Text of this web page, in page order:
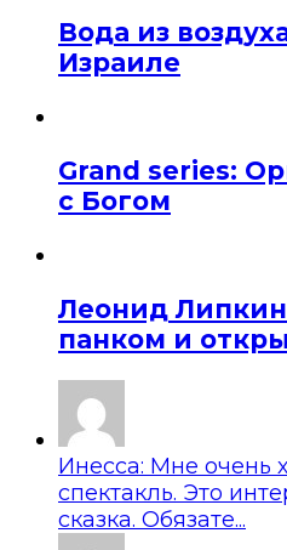
Вода из
Израиле
Grand series:
с Богом
Леонид
панком и
Инесса: Мне очень
спектакль. Это
сказка. Обязате...